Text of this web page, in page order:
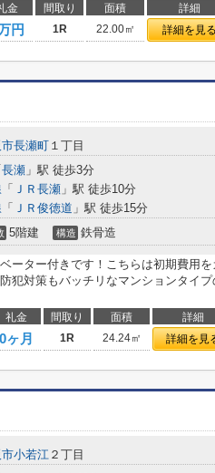
金 間取り 面積 詳細
円 1R 22.00㎡ 詳細を見
長瀬町 １丁目
長瀬 」駅 徒歩3分
「 ＪＲ長瀬 」駅 徒歩10分
「 ＪＲ俊徳道 」駅 徒歩15分
5階建 構造 鉄骨造
ーター付きです！こちらは初期費用
犯対策もバッチリなマンションタイ
礼金 間取り 面積 詳細
0ヶ月 1R 24.24㎡ 詳細を見
小若江 ２丁目